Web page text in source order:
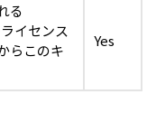
る
イセンス
らこのキ
Yes